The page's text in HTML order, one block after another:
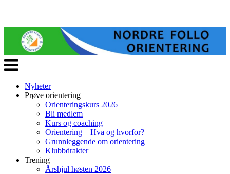
Veksle
navigasjon
Nyheter
Prøve orientering
Orienteringskurs 2026
Bli medlem
Kurs og coaching
Orientering – Hva og hvorfor?
Grunnleggende om orientering
Klubbdrakter
Trening
Årshjul høsten 2026